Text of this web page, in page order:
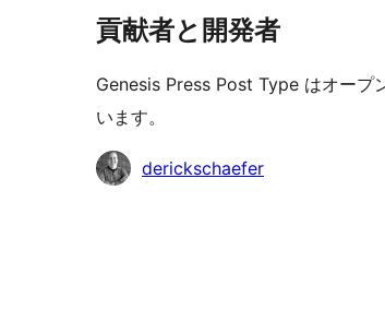
貢献者と開発者
Genesis Press Post Type はオープ
います。
貢
derickschaefer